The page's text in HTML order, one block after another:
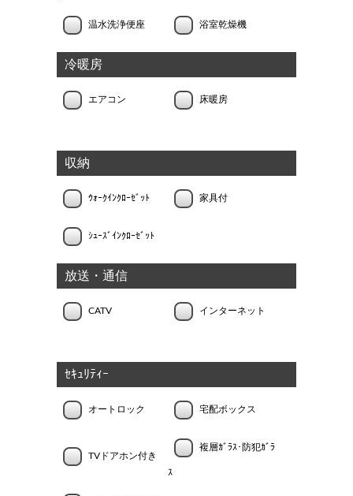
温水洗浄便座 浴室乾燥機
冷暖房
エアコン 床暖房
収納
ｳｫｰｸｲﾝｸﾛｰｾﾞｯﾄ 家具付
ｼｭｰｽﾞｲﾝｸﾛｰｾﾞｯﾄ
放送・通信
CATV インターネット
ｾｷｭﾘﾃｨｰ
オートロック 宅配ボックス
TVドアホン付き
複層ｶﾞﾗｽ･防犯ｶﾞﾗ
ｽ